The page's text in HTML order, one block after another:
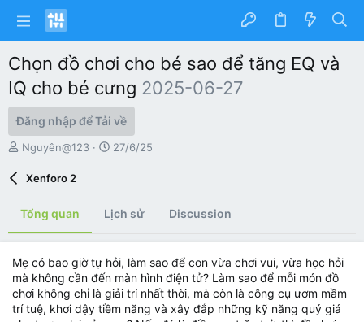
Chọn đồ chơi cho bé sao để tăng EQ và
IQ cho bé cưng 2025-06-27
Đăng nhập để Tải về
T
c
ả
Nguyên@123
C
i
d
a
t
e
27/6/25
Xenforo 2
Tổng quan Lịch sử Discussion
Mẹ có bao giờ tự hỏi, làm sao để con vừa chơi vui, vừa học hỏi
mà không cần đến màn hình điện tử? Làm sao để mỗi món đồ
chơi không chỉ là giải trí nhất thời, mà còn là công cụ ươm mầm
trí tuệ, khơi dậy tiềm năng và xây đắp những kỹ năng quý giá